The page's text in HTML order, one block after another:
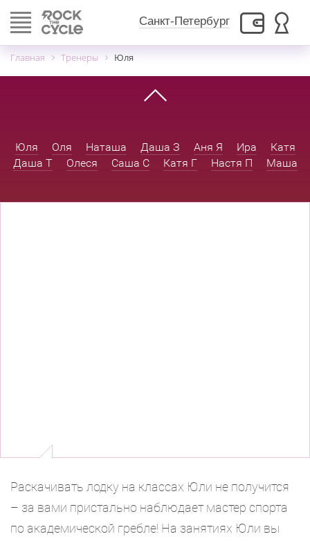
Санкт-Петербург
Toggle
navigation
Главная Тренеры Юля
Юля Оля Наташа Даша З Аня Я Ира
Катя
Даша Т
Олеся Саша С Катя Г Настя П Маша
Раскачивать лодку на классах Юли не получится
– за вами пристально наблюдает мастер спорта
по академической гребле! На занятиях Юли вы